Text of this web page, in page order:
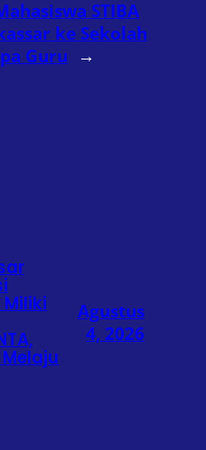
STIBA
ke Sekolah
Guru →
Agustus
4, 2026